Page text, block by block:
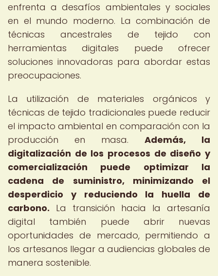
enfrenta a desafíos ambientales y sociales
en el mundo moderno. La combinación de
técnicas ancestrales de tejido con
herramientas digitales puede ofrecer
soluciones innovadoras para abordar estas
preocupaciones.
La utilización de materiales orgánicos y
técnicas de tejido tradicionales puede reducir
el impacto ambiental en comparación con la
producción en masa. Además, la
digitalización de los procesos de diseño y
comercialización puede optimizar la
cadena de suministro, minimizando el
desperdicio y reduciendo la huella de
carbono. La transición hacia la artesanía
digital también puede abrir nuevas
oportunidades de mercado, permitiendo a
los artesanos llegar a audiencias globales de
manera sostenible.